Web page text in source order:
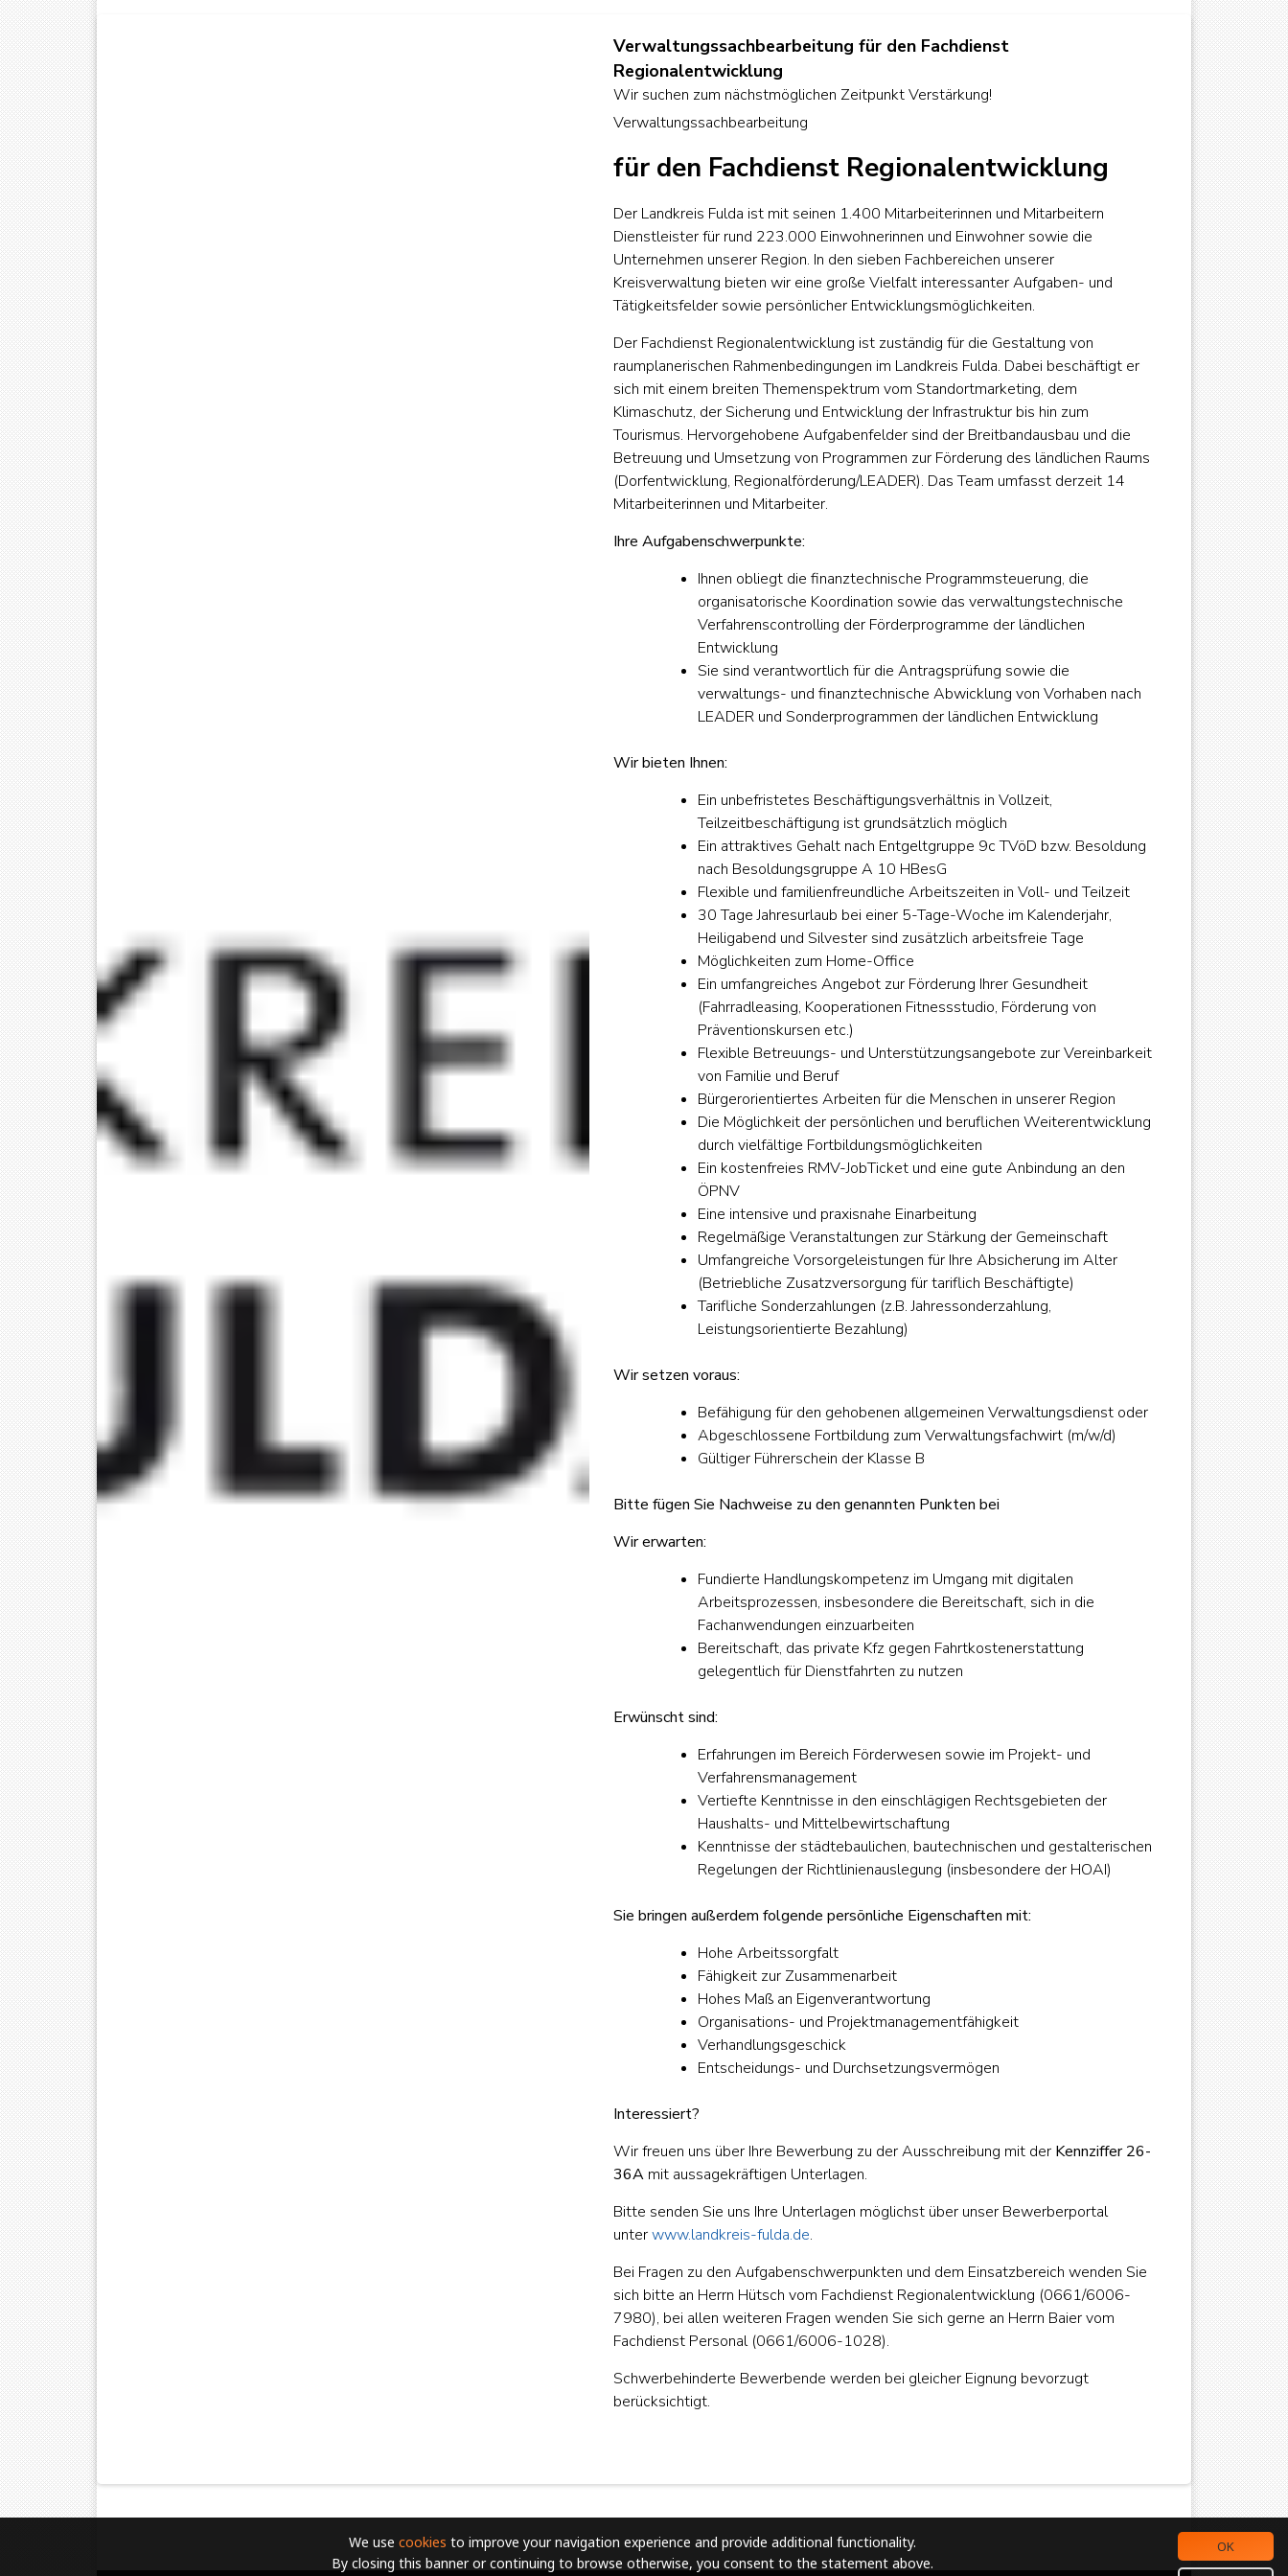
We use cookies to improve your navigation experience and provide additional functionality.
By closing this banner or continuing to browse otherwise, you consent to the statement above.
OK
European Commission | Cookies Policy
Verwaltungssachbearbeitung für den Fachdienst
Regionalentwicklung
Wir suchen zum nächstmöglichen Zeitpunkt Verstärkung!
Verwaltungssachbearbeitung
für den Fachdienst Regionalentwicklung
Der Landkreis Fulda ist mit seinen 1.400 Mitarbeiterinnen und Mitarbeitern
Dienstleister für rund 223.000 Einwohnerinnen und Einwohner sowie die
Unternehmen unserer Region. In den sieben Fachbereichen unserer
Kreisverwaltung bieten wir eine große Vielfalt interessanter Aufgaben- und
Tätigkeitsfelder sowie persönlicher Entwicklungsmöglichkeiten.
Der Fachdienst Regionalentwicklung ist zuständig für die Gestaltung von
raumplanerischen Rahmenbedingungen im Landkreis Fulda. Dabei beschäftigt er
sich mit einem breiten Themenspektrum vom Standortmarketing, dem
Klimaschutz, der Sicherung und Entwicklung der Infrastruktur bis hin zum
Tourismus. Hervorgehobene Aufgabenfelder sind der Breitbandausbau und die
Betreuung und Umsetzung von Programmen zur Förderung des ländlichen Raums
(Dorfentwicklung, Regionalförderung/LEADER). Das Team umfasst derzeit 14
Mitarbeiterinnen und Mitarbeiter.
Ihre Aufgabenschwerpunkte:
Ihnen obliegt die finanztechnische Programmsteuerung, die
organisatorische Koordination sowie das verwaltungstechnische
Verfahrenscontrolling der Förderprogramme der ländlichen
Entwicklung
Sie sind verantwortlich für die Antragsprüfung sowie die
verwaltungs- und finanztechnische Abwicklung von Vorhaben nach
LEADER und Sonderprogrammen der ländlichen Entwicklung
Wir bieten Ihnen:
Ein unbefristetes Beschäftigungsverhältnis in Vollzeit,
Teilzeitbeschäftigung ist grundsätzlich möglich
Ein attraktives Gehalt nach Entgeltgruppe 9c TVöD bzw. Besoldung
nach Besoldungsgruppe A 10 HBesG
Flexible und familienfreundliche Arbeitszeiten in Voll- und Teilzeit
30 Tage Jahresurlaub bei einer 5-Tage-Woche im Kalenderjahr,
Heiligabend und Silvester sind zusätzlich arbeitsfreie Tage
Möglichkeiten zum Home-Office
Ein umfangreiches Angebot zur Förderung Ihrer Gesundheit
(Fahrradleasing, Kooperationen Fitnessstudio, Förderung von
Präventionskursen etc.)
Flexible Betreuungs- und Unterstützungsangebote zur Vereinbarkeit
von Familie und Beruf
Bürgerorientiertes Arbeiten für die Menschen in unserer Region
Die Möglichkeit der persönlichen und beruflichen Weiterentwicklung
durch vielfältige Fortbildungsmöglichkeiten
Ein kostenfreies RMV-JobTicket und eine gute Anbindung an den
ÖPNV
Eine intensive und praxisnahe Einarbeitung
Regelmäßige Veranstaltungen zur Stärkung der Gemeinschaft
Umfangreiche Vorsorgeleistungen für Ihre Absicherung im Alter
(Betriebliche Zusatzversorgung für tariflich Beschäftigte)
Tarifliche Sonderzahlungen (z.B. Jahressonderzahlung,
Leistungsorientierte Bezahlung)
Wir setzen voraus:
Befähigung für den gehobenen allgemeinen Verwaltungsdienst oder
Abgeschlossene Fortbildung zum Verwaltungsfachwirt (m/w/d)
Gültiger Führerschein der Klasse B
Bitte fügen Sie Nachweise zu den genannten Punkten bei
Wir erwarten:
Fundierte Handlungskompetenz im Umgang mit digitalen
Arbeitsprozessen, insbesondere die Bereitschaft, sich in die
Fachanwendungen einzuarbeiten
Bereitschaft, das private Kfz gegen Fahrtkostenerstattung
gelegentlich für Dienstfahrten zu nutzen
Erwünscht sind:
Erfahrungen im Bereich Förderwesen sowie im Projekt- und
Verfahrensmanagement
Vertiefte Kenntnisse in den einschlägigen Rechtsgebieten der
Haushalts- und Mittelbewirtschaftung
Kenntnisse der städtebaulichen, bautechnischen und gestalterischen
Regelungen der Richtlinienauslegung (insbesondere der HOAI)
Sie bringen außerdem folgende persönliche Eigenschaften mit:
Hohe Arbeitssorgfalt
Fähigkeit zur Zusammenarbeit
Hohes Maß an Eigenverantwortung
Organisations- und Projektmanagementfähigkeit
Verhandlungsgeschick
Entscheidungs- und Durchsetzungsvermögen
Interessiert?
Wir freuen uns über Ihre Bewerbung zu der Ausschreibung mit der Kennziffer 26-
36Amit aussagekräftigen Unterlagen.
Bitte senden Sie uns Ihre Unterlagen möglichst über unser Bewerberportal
unterwww.landkreis-fulda.de.
Bei Fragen zu den Aufgabenschwerpunkten und dem Einsatzbereich wenden Sie
sich bitte an Herrn Hütsch vom Fachdienst Regionalentwicklung (0661/6006-
7980), bei allen weiteren Fragen wenden Sie sich gerne an Herrn Baier vom
Fachdienst Personal (0661/6006-1028).
Schwerbehinderte Bewerbende werden bei gleicher Eignung bevorzugt
berücksichtigt.